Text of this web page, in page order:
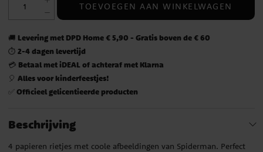
TOEVOEGEN AAN WINKELWAGEN
🚚 Levering met DPD Home € 5,90 - Gratis boven de € 60
⏱️ 2-4 dagen levertijd
💳 Betaal met iDEAL of achteraf met Klarna
🎈 Alles voor kinderfeestjes!
✅ Officieel gelicentieerde producten
Beschrijving
4 papieren rietjes met coole afbeeldingen van Spiderman. Perfect